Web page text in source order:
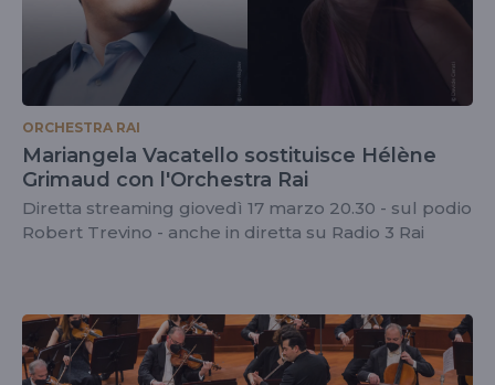
ORCHESTRA RAI
Mariangela Vacatello sostituisce Hélène
Grimaud con l'Orchestra Rai
Diretta streaming giovedì 17 marzo 20.30 - sul podio
Robert Trevino - anche in diretta su Radio 3 Rai